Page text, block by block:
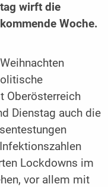
wirft die
Woche.
Oberösterreich
Dienstag auch die
Lockdowns im
vor allem mit